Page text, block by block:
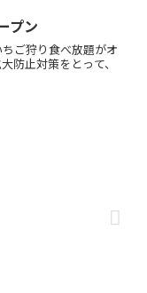
プン
ご狩り食べ放題がオ
防止対策をとって、